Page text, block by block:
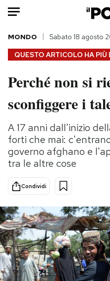
HOME
Italia
Politica
Tecnologia
Internet
Scienza
Cultura
Economia
PODCAST
NEWSLETTER
QUESTO ARTICOLO HA PIÙ
MONDO Sabato 18 agosto
Perché non si
sconfiggere i
A 17 anni dall'inizio
forti che mai:
governo afghano e
tra le altre cose
Condividi